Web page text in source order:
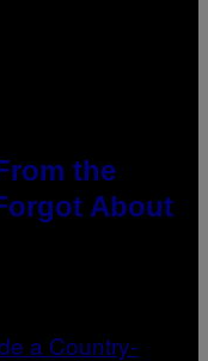
the
About